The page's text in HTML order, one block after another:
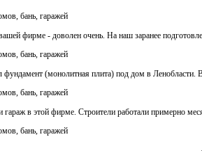
фирме - доволен очень. На наш заранее
фундамент (монолитная плита) под дом в
в этой фирме. Строители работали примерно